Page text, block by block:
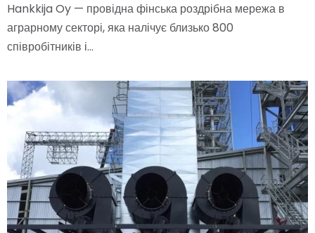
Hankkija Oy — провідна фінська роздрібна мережа в
аграрному секторі, яка налічує близько 800
співробітників і…